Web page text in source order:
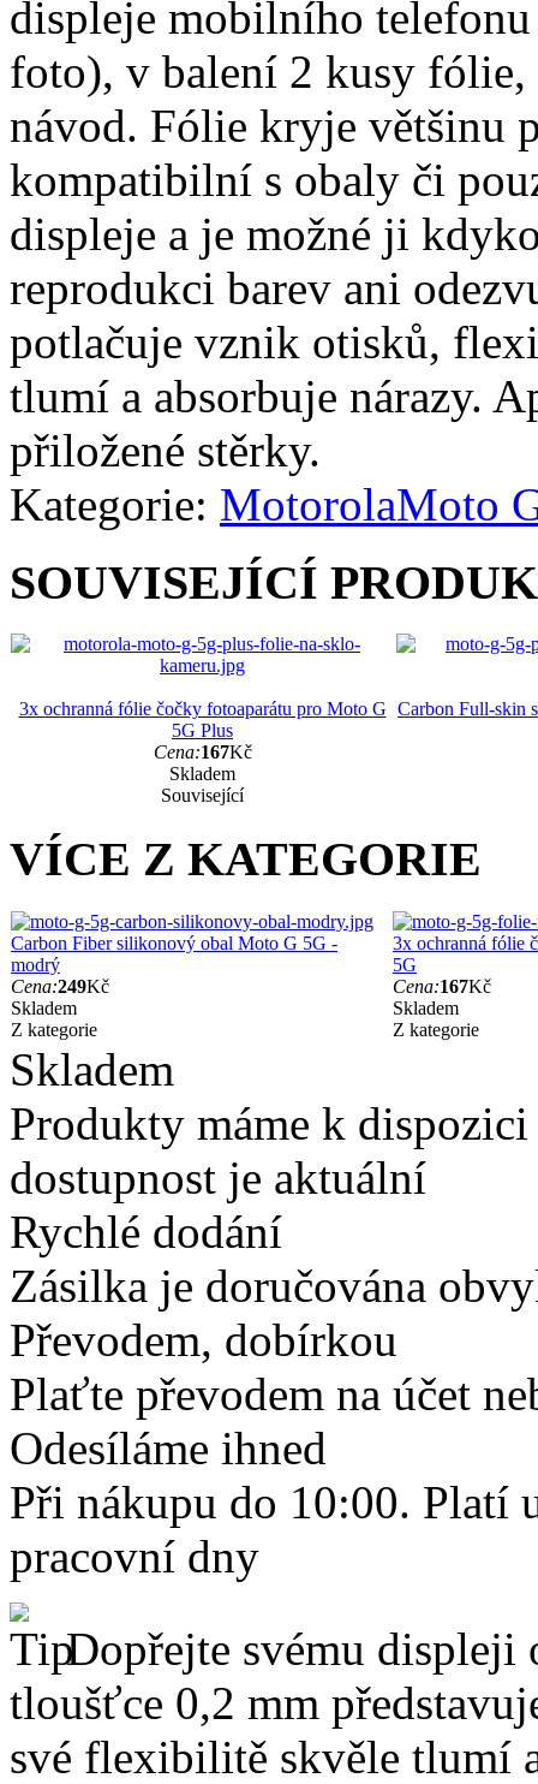
displeje mobilního
foto), v balení 2 kusy fólie,
návod. Fólie kryje většinu
kompatibilní s obaly či
displeje a je možné ji
reprodukci barev ani
potlačuje vznik otisků,
tlumí a absorbuje nárazy.
přiložené stěrky.
Kategorie: MotorolaMoto
SOUVISEJÍCÍ
3x ochranná fólie čočky fotoaparátu pro Moto G
5G Plus
Cena:167Kč
Skladem
Související
Carbon Full-skin
VÍCE Z KATEGORIE
Carbon Fiber silikonový obal Moto G 5G -
modrý
Cena:249Kč
Skladem
Z kategorie
3x ochranná fólie
5G
Cena:167Kč
Skladem
Z kategorie
Skladem
Produkty máme k
dostupnost je aktuální
Rychlé dodání
Zásilka je doručována
Převodem, dobírkou
Plaťte převodem na účet
Odesíláme ihned
Při nákupu do 10:00. Platí
pracovní dny
Dopřejte svému displeji
tloušťce 0,2 mm
své flexibilitě skvěle tlumí